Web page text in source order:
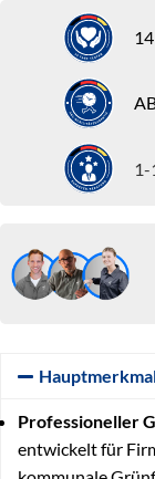
Professioneller
entwickelt für